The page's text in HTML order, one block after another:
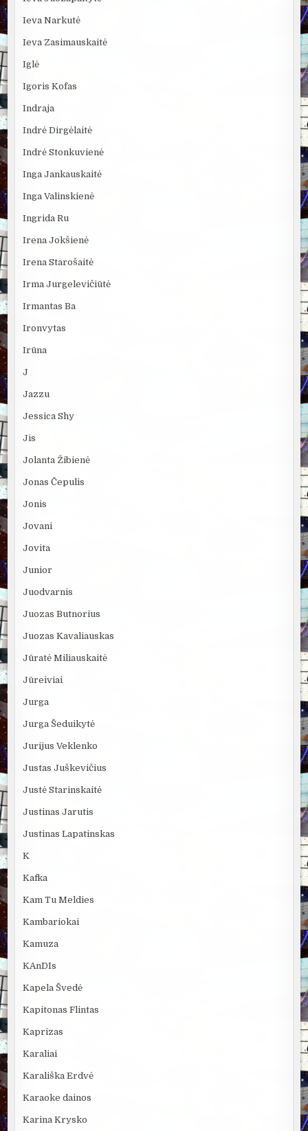
Ieva Narkutė
Ieva Zasimauskaitė
Iglė
Igoris Kofas
Indraja
Indrė Dirgėlaitė
Indrė Stonkuvienė
Inga Jankauskaitė
Inga Valinskienė
Ingrida Ru
Irena Jokšienė
Irena Starošaitė
Irma Jurgelevičiūtė
Irmantas Ba
Ironvytas
Irūna
J
Jazzu
Jessica Shy
Jis
Jolanta Žibienė
Jonas Čepulis
Jonis
Jovani
Jovita
Junior
Juodvarnis
Juozas Butnorius
Juozas Kavaliauskas
Jūratė Miliauskaitė
Jūreiviai
Jurga
Jurga Šeduikytė
Jurijus Veklenko
Justas Juškevičius
Justė Starinskaitė
Justinas Jarutis
Justinas Lapatinskas
K
Kafka
Kam Tu Meldies
Kambariokai
Kamuza
KAnDIs
Kapela Švedė
Kapitonas Flintas
Kaprizas
Karaliai
Karališka Erdvė
Karaoke dainos
Karina Krysko